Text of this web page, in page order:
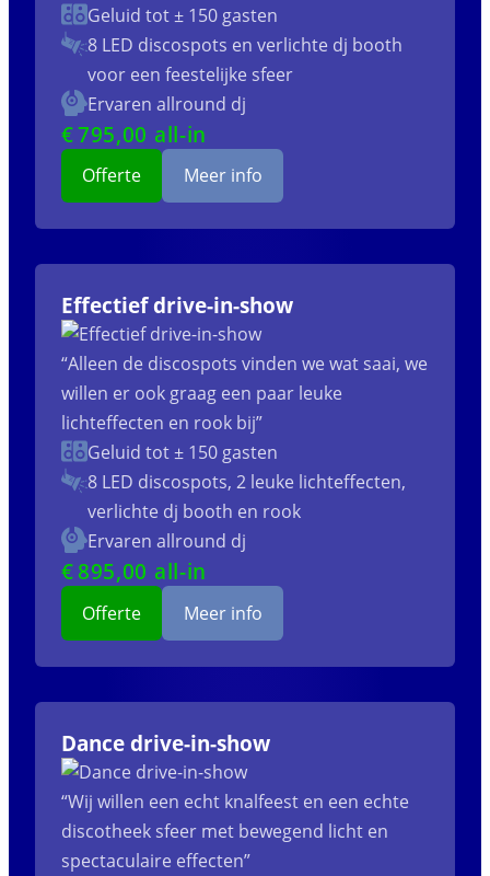
Geluid tot ± 150 gasten
8 LED discospots en verlichte dj booth
voor een feestelijke sfeer
Ervaren allround dj
€795,00 all-in
Offerte Meer info
Effectief drive-in-show
“Alleen de discospots vinden we wat saai, we
willen er ook graag een paar leuke
lichteffecten en rook bij”
Geluid tot ± 150 gasten
8 LED discospots, 2 leuke lichteffecten,
verlichte dj booth en rook
Ervaren allround dj
€895,00 all-in
Offerte Meer info
Dance drive-in-show
“Wij willen een echt knalfeest en een echte
discotheek sfeer met bewegend licht en
spectaculaire effecten”